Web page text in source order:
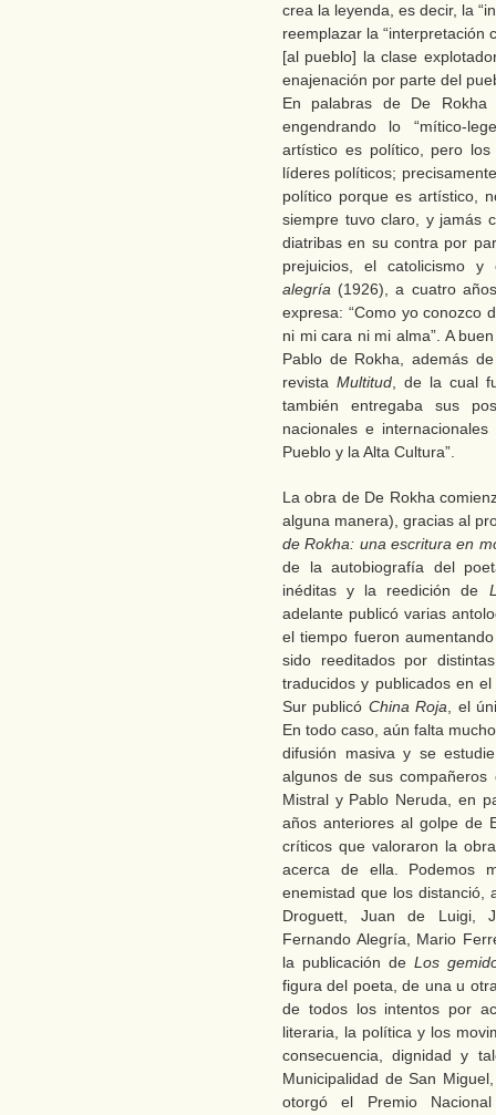
crea la leyenda, es decir, la
reemplazar la “interpretación
[al pueblo] la clase
enajenación por parte del
En palabras de De Rokha
engendrando lo “mítico-
artístico es político, pero
líderes políticos;
político porque es artístico,
siempre tuvo claro, y jamás
diatribas en su contra por
prejuicios, el catolicismo
alegría (1926), a cuatro
expresa: “Como yo conozco
ni mi cara ni mi alma”. A
Pablo de Rokha, además
revistaMultitud , de la cual
también entregaba sus
nacionales e
Pueblo y la Alta Cultura”.
La obra de De Rokha
alguna manera), gracias al
de Rokha: una escritura en
de la autobiografía del
inéditas y la reedición de
adelante publicó varias
el tiempo fueron
sido reeditados por
traducidos y publicados en
Sur publicó China Roja , el
En todo caso, aún falta
difusión masiva y se
algunos de sus compañeros
Mistral y Pablo Neruda, en
años anteriores al golpe de
críticos que valoraron la
acerca de ella. Podemos
enemistad que los distanció,
Droguett, Juan de Luigi,
Fernando Alegría, Mario
la publicación deLos
figura del poeta, de una u
de todos los intentos por
literaria, la política y los
consecuencia, dignidad y
Municipalidad de San
otorgó el Premio